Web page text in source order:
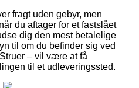
fragt uden gebyr, men
du aftager for et fastslået
dig den mest betalelige
til om du befinder sig ved
– vil være at få
til et udleveringssted.